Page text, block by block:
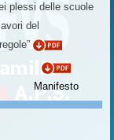
plessi delle scuole
del
Manifesto